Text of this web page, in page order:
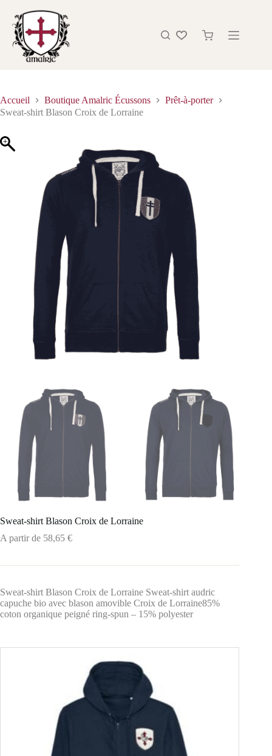
Accueil Boutique Amalric Écussons
Prêt-à-porter
Sweat-shirt Blason Croix de Lorraine
Sweat-shirt Blason Croix de Lorraine
A partir de 58,65 €
Sweat-shirt Blason Croix de Lorraine Sweat-shirt audric
capuche bio avec blason amovible Croix de Lorraine85%
coton organique peigné ring-spun – 15% polyester